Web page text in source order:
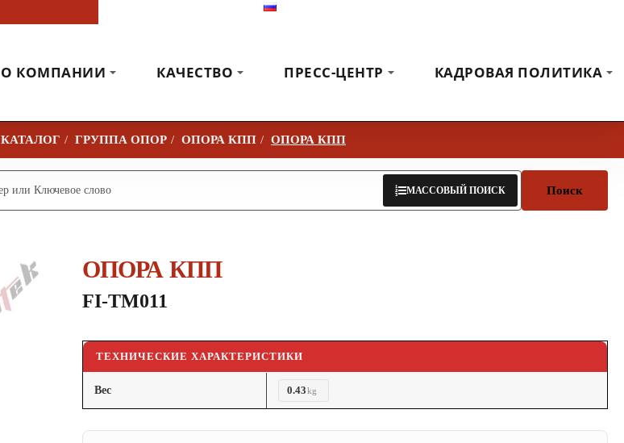
О КОМПАНИИ КАЧЕСТВО ПРЕСС-ЦЕНТР КАДРОВАЯ ПОЛИТИКА
КАТАЛОГ ГРУППА ОПОР ОПОРА КПП ОПОРА КПП
МАССОВЫЙ ПОИСК Поиск
ОПОРА КПП
ТЕХНИЧЕСКИЕ ХАРАКТЕРИСТИКИ
Вес 0.43kg
FI-TM011